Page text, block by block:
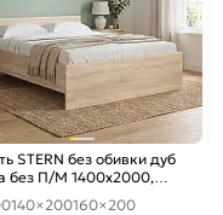
STERN без обивки дуб
без П/М 1400x2000,
жесткое
140×200160×200